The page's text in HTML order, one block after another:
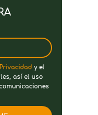
y el
así el uso